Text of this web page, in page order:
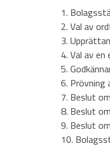
1.
2. Val av
3.
4. Val av
5.
6. Prövning
7. Beslut
8. Beslut
9. Beslut
10.